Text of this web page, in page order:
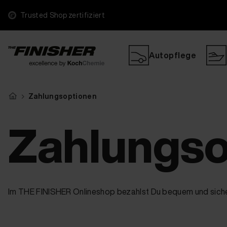
Trusted Shop zertifiziert
Autopflege
Zahlungsoptionen
Im THE FINISHER Onlineshop bezahlst Du bequem und